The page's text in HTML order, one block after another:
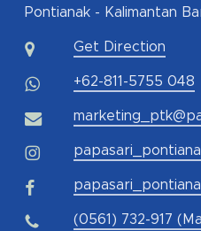
Pontianak - Kalimantan
Get Direction
+62-811-5755 048
(0561) 732-917